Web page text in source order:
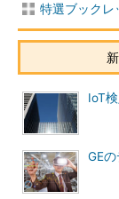
特選ブックレ
IoT
GE